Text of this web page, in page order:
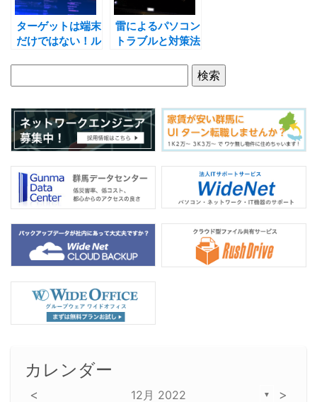
k
ターゲットは端末
だけではない！ル
意を
雷によるパソコン
トラブルと対策法
カレンダー
< 12月 2022 ▼ >